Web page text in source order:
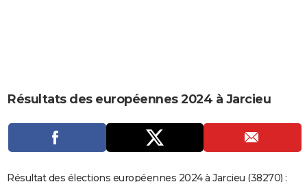
CARTE DE VOEUX
Carte de Noël
Carte Bonne année
Carte Saint-Valentin
Carte Pâques
Carte d'anniversaire
DICTIONNAIRE
Dictionnaire
Biographies
Citations
Expressions
Proverbes
PROGRAMME TV
Résultats des européennes 2024 à Jarcieu
Résultat des élections européennes 2024 à Jarcieu (38270) :